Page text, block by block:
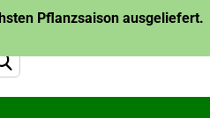
Pflanzsaison ausgeliefert.